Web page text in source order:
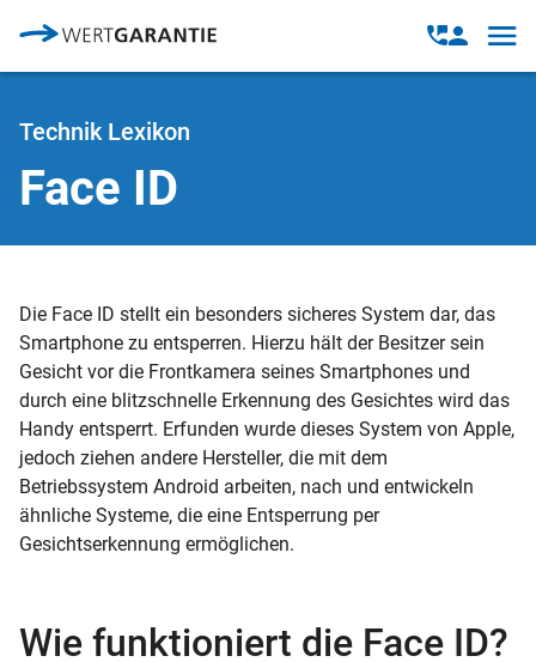
Open
modal
Open
Technik Lexikon
Face ID
Die Face ID stellt ein besonders sicheres System dar, das
Smartphone zu entsperren. Hierzu hält der Besitzer sein
Gesicht vor die Frontkamera seines Smartphones und
durch eine blitzschnelle Erkennung des Gesichtes wird das
Handy entsperrt. Erfunden wurde dieses System von Apple,
jedoch ziehen andere Hersteller, die mit dem
Betriebssystem Android arbeiten, nach und entwickeln
ähnliche Systeme, die eine Entsperrung per
Gesichtserkennung ermöglichen.
Wie funktioniert die Face ID?